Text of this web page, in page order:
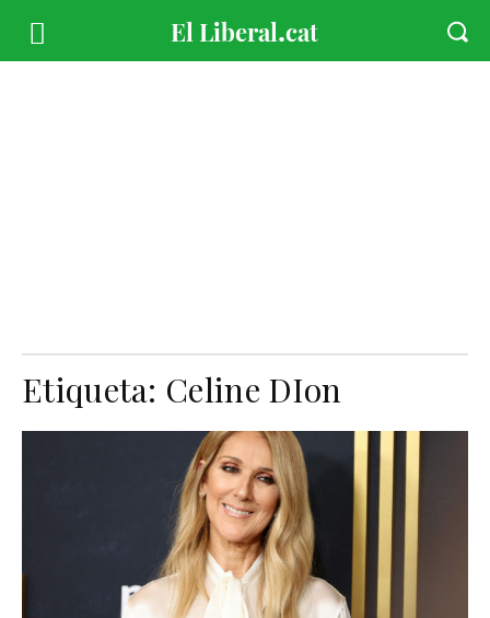
Etiqueta: Celine DIon